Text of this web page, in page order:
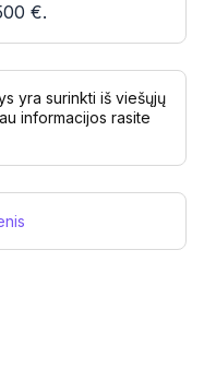
€.
yra surinkti iš viešųjų
informacijos rasite